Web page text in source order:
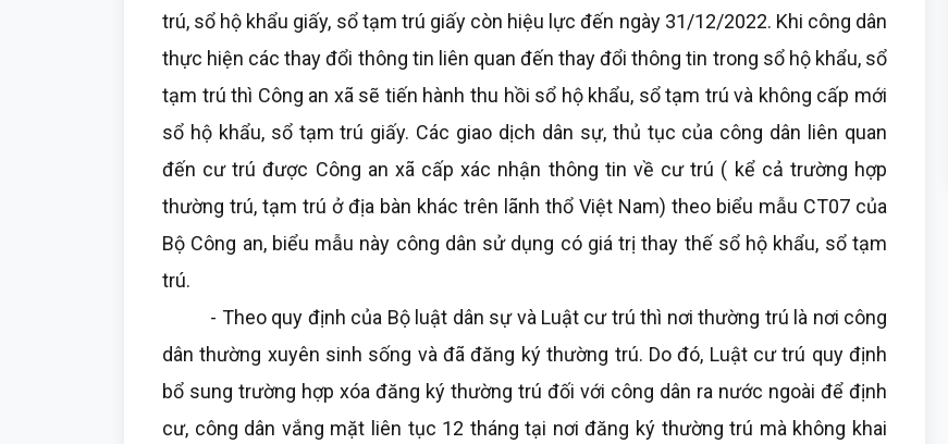
trú, sổ hộ khẩu giấy, sổ tạm trú giấy còn hiệu lực đến ngày 31/12/2022. Khi công dân
thực hiện các thay đổi thông tin liên quan đến thay đổi thông tin trong sổ hộ khẩu, sổ
tạm trú thì Công an xã sẽ tiến hành thu hồi sổ hộ khẩu, sổ tạm trú và không cấp mới
sổ hộ khẩu, sổ tạm trú giấy. Các giao dịch dân sự, thủ tục của công dân liên quan
đến cư trú được Công an xã cấp xác nhận thông tin về cư trú ( kể cả trường hợp
thường trú, tạm trú ở địa bàn khác trên lãnh thổ Việt Nam) theo biểu mẫu CT07 của
Bộ Công an, biểu mẫu này công dân sử dụng có giá trị thay thế sổ hộ khẩu, sổ tạm
trú.
- Theo quy định của Bộ luật dân sự và Luật cư trú thì nơi thường trú là nơi công
dân thường xuyên sinh sống và đã đăng ký thường trú. Do đó, Luật cư trú quy định
bổ sung trường hợp xóa đăng ký thường trú đối với công dân ra nước ngoài để định
cư, công dân vắng mặt liên tục 12 tháng tại nơi đăng ký thường trú mà không khai